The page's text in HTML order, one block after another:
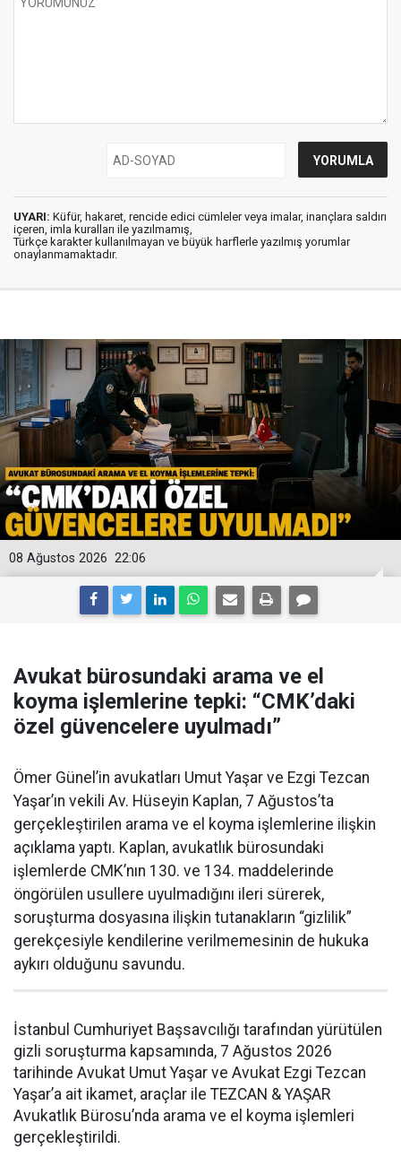
UYARI: Küfür, hakaret, rencide edici cümleler veya imalar, inançlara saldırı
içeren, imla kuralları ile yazılmamış,
Türkçe karakter kullanılmayan ve büyük harflerle yazılmış yorumlar
onaylanmamaktadır.
22:06
08 Ağustos 2026
Avukat bürosundaki arama ve el
koyma işlemlerine tepki: “CMK’daki
özel güvencelere uyulmadı”
Ömer Günel’in avukatları Umut Yaşar ve Ezgi Tezcan
Yaşar’ın vekili Av. Hüseyin Kaplan, 7 Ağustos’ta
gerçekleştirilen arama ve el koyma işlemlerine ilişkin
açıklama yaptı. Kaplan, avukatlık bürosundaki
işlemlerde CMK’nın 130. ve 134. maddelerinde
öngörülen usullere uyulmadığını ileri sürerek,
soruşturma dosyasına ilişkin tutanakların “gizlilik”
gerekçesiyle kendilerine verilmemesinin de hukuka
aykırı olduğunu savundu.
İstanbul Cumhuriyet Başsavcılığı tarafından yürütülen
gizli soruşturma kapsamında, 7 Ağustos 2026
tarihinde Avukat Umut Yaşar ve Avukat Ezgi Tezcan
Yaşar’a ait ikamet, araçlar ile TEZCAN & YAŞAR
Avukatlık Bürosu’nda arama ve el koyma işlemleri
gerçekleştirildi.